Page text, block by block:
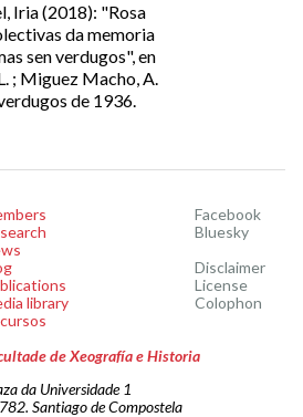
Iria (2018): "Rosa
da memoria
sen verdugos", en
; Miguez Macho, A.
de 1936.
library
Facebook
Bluesky
Disclaimer
License
Colophon
de Xeografía e Historia
da Universidade 1
Santiago de Compostela